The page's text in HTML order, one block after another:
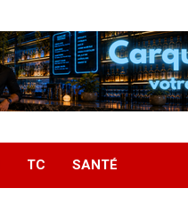
TC SANTÉ